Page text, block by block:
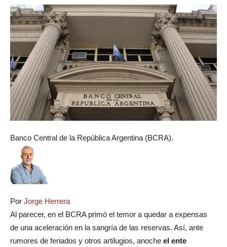
Banco Central de la República Argentina (BCRA).
Por Jorge Herrera
Al parecer, en el BCRA primó el temor a quedar a expensas
de una aceleración en la sangría de las reservas. Así, ante
rumores de feriados y otros artilugios, anoche el ente